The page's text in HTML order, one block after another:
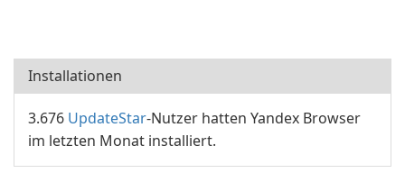
Installationen
3.676 UpdateStar-Nutzer hatten Yandex Browser
im letzten Monat installiert.